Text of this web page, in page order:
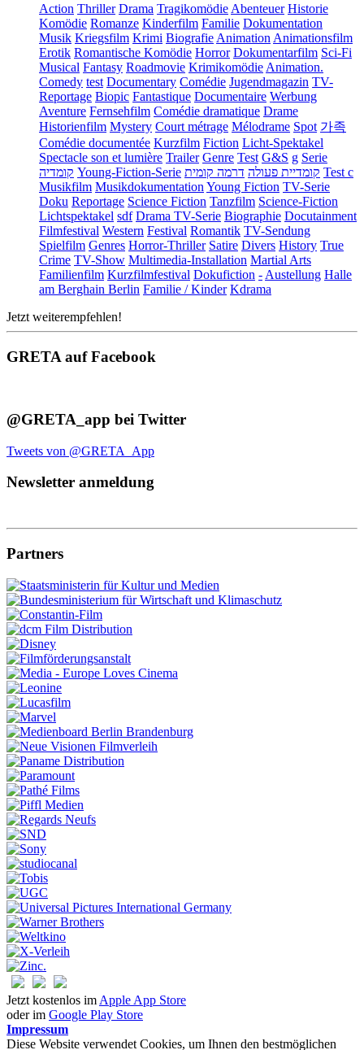
Action Thriller Drama Tragikomödie Abenteuer Historie
Komödie Romanze Kinderfilm Familie Dokumentation
Musik Kriegsfilm Krimi Biografie Animation Animationsfilm
Erotik Romantische Komödie Horror Dokumentarfilm Sci-Fi
Musical Fantasy Roadmovie Krimikomödie Animation.
Comedy test Documentary Comédie Jugendmagazin TV-
Reportage Biopic Fantastique Documentaire Werbung
Aventure Fernsehfilm Comédie dramatique Drame
Historienfilm Mystery Court métrage Mélodrame Spot 가족
Comédie documentée Kurzfilm Fiction Licht-Spektakel
Spectacle son et lumière Trailer Genre Test G&S g Serie
קומדיה Young-Fiction-Serie קומדיית פעולה דרמה קומית
Test c
Musikfilm Musikdokumentation Young Fiction TV-Serie
Doku Reportage Science Fiction Tanzfilm Science-Fiction
Lichtspektakel sdf Drama TV-Serie Biographie Docutainment
Filmfestival Western Festival Romantik TV-Sendung
Spielfilm Genres Horror-Thriller Satire Divers History True
Crime TV-Show Multimedia-Installation Martial Arts
Familienfilm Kurzfilmfestival Dokufiction - Austellung Halle
am Berghain Berlin Familie / Kinder Kdrama
Jetzt weiterempfehlen!
GRETA auf Facebook
@GRETA_app bei Twitter
Tweets von @GRETA_App
Newsletter anmeldung
Partners
Jetzt kostenlos im Apple App Store
oder im Google Play Store
Impressum
Diese Website verwendet Cookies, um Ihnen den bestmöglichen